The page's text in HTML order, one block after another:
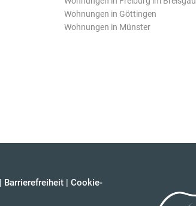
Wohnungen in Göttingen
Wohnungen in Münster
| Barrierefreiheit | Cookie-